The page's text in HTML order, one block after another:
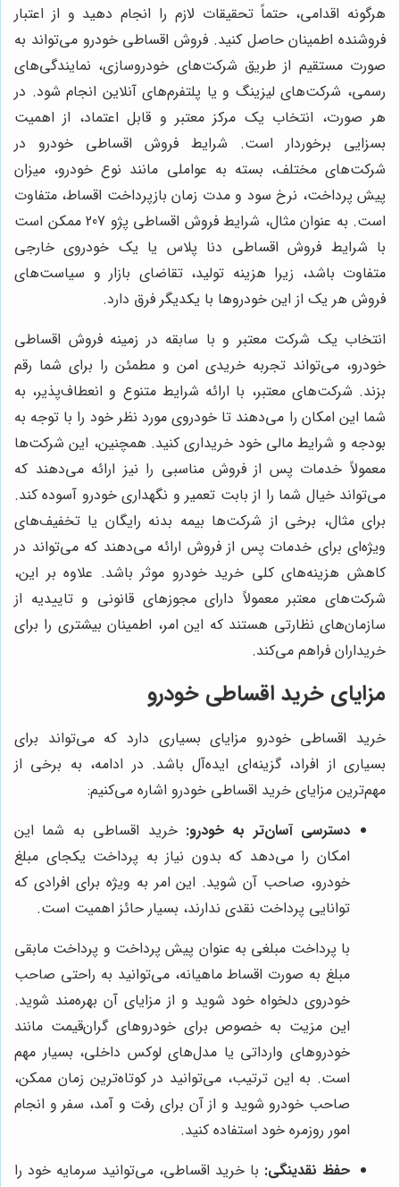
هرگونه اقدامی، حتماً تحقیقات لازم را انجام دهید و از اعتبار
فروشنده اطمینان حاصل کنید. فروش اقساطی خودرو می‌تواند به
صورت مستقیم از طریق شرکت‌های خودروسازی، نمایندگی‌های
رسمی، شرکت‌های لیزینگ و یا پلتفرم‌های آنلاین انجام شود. در
هر صورت، انتخاب یک مرکز معتبر و قابل اعتماد، از اهمیت
بسزایی برخوردار است. شرایط فروش اقساطی خودرو در
شرکت‌های مختلف، بسته به عواملی مانند نوع خودرو، میزان
پیش پرداخت، نرخ سود و مدت زمان بازپرداخت اقساط، متفاوت
است. به عنوان مثال، شرایط فروش اقساطی پژو 207 ممکن است
با شرایط فروش اقساطی دنا پلاس یا یک خودروی خارجی
متفاوت باشد، زیرا هزینه تولید، تقاضای بازار و سیاست‌های
فروش هر یک از این خودروها با یکدیگر فرق دارد.
انتخاب یک شرکت معتبر و با سابقه در زمینه فروش اقساطی
خودرو، می‌تواند تجربه خریدی امن و مطمئن را برای شما رقم
بزند. شرکت‌های معتبر، با ارائه شرایط متنوع و انعطاف‌پذیر، به
شما این امکان را می‌دهند تا خودروی مورد نظر خود را با توجه به
بودجه و شرایط مالی خود خریداری کنید. همچنین، این شرکت‌ها
معمولاً خدمات پس از فروش مناسبی را نیز ارائه می‌دهند که
می‌تواند خیال شما را از بابت تعمیر و نگهداری خودرو آسوده کند.
برای مثال، برخی از شرکت‌ها بیمه بدنه رایگان یا تخفیف‌های
ویژه‌ای برای خدمات پس از فروش ارائه می‌دهند که می‌تواند در
کاهش هزینه‌های کلی خرید خودرو موثر باشد. علاوه بر این،
شرکت‌های معتبر معمولاً دارای مجوزهای قانونی و تاییدیه از
سازمان‌های نظارتی هستند که این امر، اطمینان بیشتری را برای
خریداران فراهم می‌کند.
مزایای خرید اقساطی خودرو
خرید اقساطی خودرو مزایای بسیاری دارد که می‌تواند برای
بسیاری از افراد، گزینه‌ای ایده‌آل باشد. در ادامه، به برخی از
مهم‌ترین مزایای خرید اقساطی خودرو اشاره می‌کنیم:
دسترسی آسان‌تر به خودرو: خرید اقساطی به شما این
امکان را می‌دهد که بدون نیاز به پرداخت یکجای مبلغ
خودرو، صاحب آن شوید. این امر به ویژه برای افرادی که
توانایی پرداخت نقدی ندارند، بسیار حائز اهمیت است.
با پرداخت مبلغی به عنوان پیش پرداخت و پرداخت مابقی
مبلغ به صورت اقساط ماهیانه، می‌توانید به راحتی صاحب
خودروی دلخواه خود شوید و از مزایای آن بهره‌مند شوید.
این مزیت به خصوص برای خودروهای گران‌قیمت مانند
خودروهای وارداتی یا مدل‌های لوکس داخلی، بسیار مهم
است. به این ترتیب، می‌توانید در کوتاه‌ترین زمان ممکن،
صاحب خودرو شوید و از آن برای رفت و آمد، سفر و انجام
امور روزمره خود استفاده کنید.
حفظ نقدینگی: با خرید اقساطی، می‌توانید سرمایه خود را